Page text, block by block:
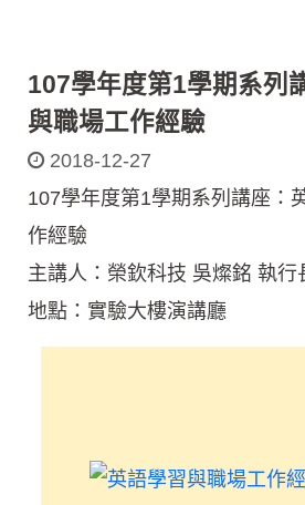
107學年度第1學期系列
與職場工作經驗
2018-12-27
107學年度第1學期系列講座：
作經驗
主講人：榮欽科技 吳燦銘 執行
地點：實驗大樓演講廳